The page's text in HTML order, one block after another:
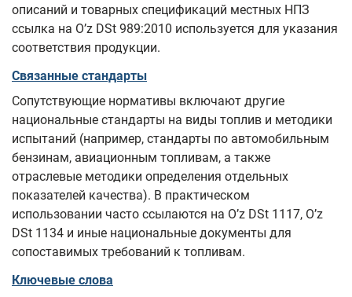
описаний и товарных спецификаций местных НПЗ
ссылка на O’z DSt 989:2010 используется для указания
соответствия продукции.
Связанные стандарты
Сопутствующие нормативы включают другие
национальные стандарты на виды топлив и методики
испытаний (например, стандарты по автомобильным
бензинам, авиационным топливам, а также
отраслевые методики определения отдельных
показателей качества). В практическом
использовании часто ссылаются на O’z DSt 1117, O’z
DSt 1134 и иные национальные документы для
сопоставимых требований к топливам.
Ключевые слова